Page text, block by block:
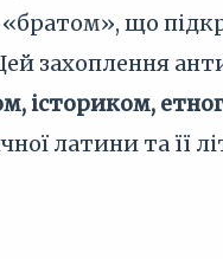
що
захоплення
істориком,
латини та її